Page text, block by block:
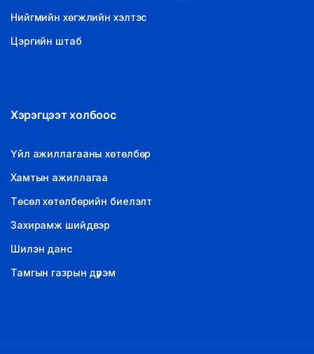
Нийгмийн хөгжлийн хэлтэс
Цэргийн штаб
Хэрэгцээт холбоос
Үйл ажиллагааны хөтөлбөр
Хамтын ажиллагаа
Төсөл хөтөлбөрийн биелэлт
Захирамж шийдвэр
Шилэн данс
Тамгын газрын дүрэм